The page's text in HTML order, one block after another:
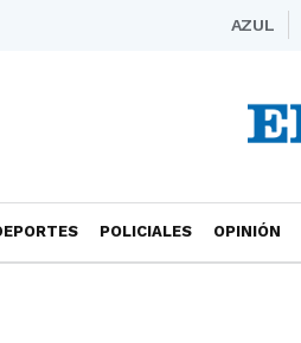
AZUL
POLICIALES OPINIÓN